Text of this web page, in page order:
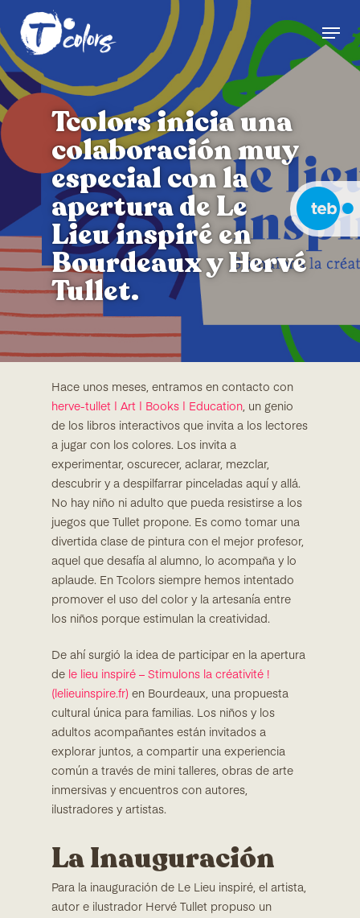
to
main
content
Tcolors inicia una
colaboración muy
especial con la
apertura de Le
Lieu inspiré en
Bourdeaux y Hervé
Tullet.
Hace unos meses, entramos en contacto con
herve-tullet | Art | Books | Education, un genio
de los libros interactivos que invita a los lectores
a jugar con los colores. Los invita a
experimentar, oscurecer, aclarar, mezclar,
descubrir y a despilfarrar pinceladas aquí y allá.
No hay niño ni adulto que pueda resistirse a los
juegos que Tullet propone. Es como tomar una
divertida clase de pintura con el mejor profesor,
aquel que desafía al alumno, lo acompaña y lo
aplaude. En Tcolors siempre hemos intentado
promover el uso del color y la artesanía entre
los niños porque estimulan la creatividad.
De ahí surgió la idea de participar en la apertura
de le lieu inspiré – Stimulons la créativité !
(lelieuinspire.fr) en Bourdeaux, una propuesta
cultural única para familias. Los niños y los
adultos acompañantes están invitados a
explorar juntos, a compartir una experiencia
común a través de mini talleres, obras de arte
inmersivas y encuentros con autores,
ilustradores y artistas.
La Inauguración
Para la inauguración de Le Lieu inspiré, el artista,
autor e ilustrador Hervé Tullet propuso un
Close